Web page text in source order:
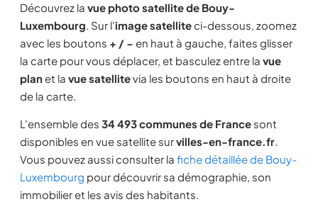
Découvrez la vue photo satellite de Bouy-
Luxembourg. Sur l'image satelliteci-dessous, zoomez
avec les boutons + / − en haut à gauche, faites glisser
la carte pour vous déplacer, et basculez entre la vue
planet la vue satellitevia les boutons en haut à droite
de la carte.
L'ensemble des 34 493 communes de France sont
disponibles en vue satellite survilles-en-france.fr.
Vous pouvez aussi consulter la fiche détaillée de Bouy-
Luxembourg pour découvrir sa démographie, son
immobilier et les avis des habitants.